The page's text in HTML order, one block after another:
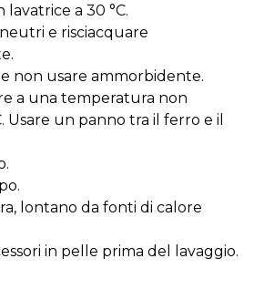
lavatrice a 30 °C.
e risciacquare
non usare ammorbidente.
a una temperatura non
Usare un panno tra il ferro e il
lontano da fonti di calore
in pelle prima del lavaggio.